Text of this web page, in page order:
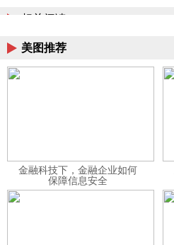
相关阅读
美图推荐
金融科技下，金融企业如何
保障信息安全